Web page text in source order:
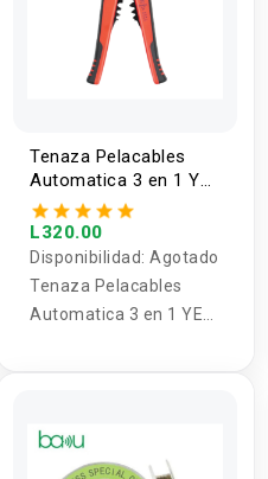
Tenaza Pelacables
Automatica 3 en 1 YE-
1R
L320.00
Disponibilidad:Agotado
Tenaza Pelacables
Automatica 3 en 1 YE-